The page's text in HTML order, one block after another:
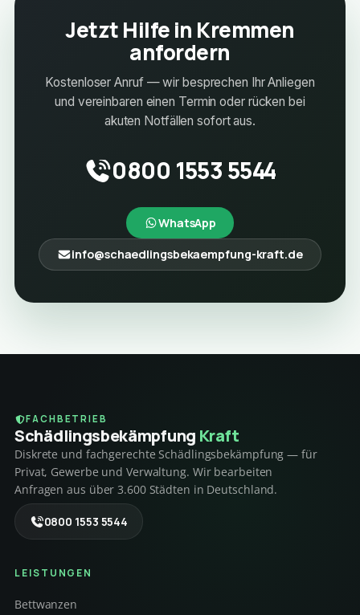
Jetzt Hilfe in Kremmen
anfordern
Kostenloser Anruf — wir besprechen Ihr Anliegen
und vereinbaren einen Termin oder rücken bei
akuten Notfällen sofort aus.
0800 1553 5544
WhatsApp
info@schaedlingsbekaempfung-kraft.de
FACHBETRIEB
Schädlings­bekämpfung Kraft
Diskrete und fachgerechte Schädlingsbekämpfung — für
Privat, Gewerbe und Verwaltung. Wir bearbeiten
Anfragen aus über 3.600 Städten in Deutschland.
0800 1553 5544
LEISTUNGEN
Bettwanzen